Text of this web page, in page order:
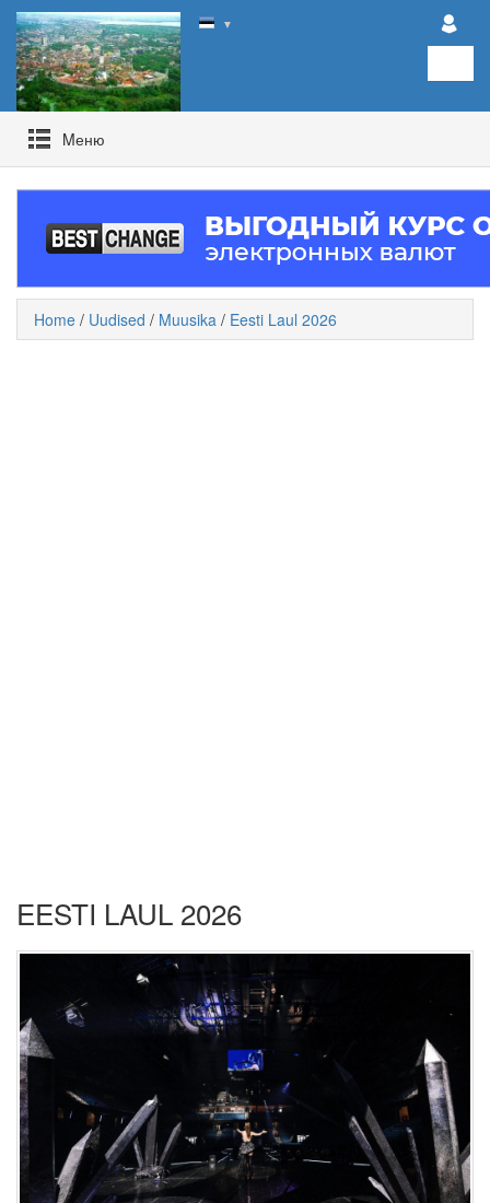
▼
Mеню
Home / Uudised / Muusika / Eesti Laul 2026
EESTI LAUL 2026